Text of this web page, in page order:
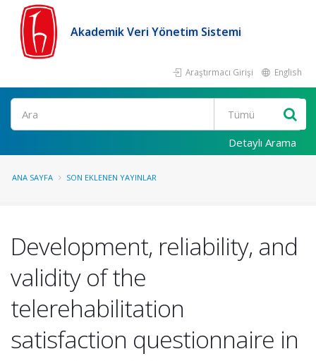
Akademik Veri Yönetim Sistemi
Araştırmacı Girişi English
Ara
Detaylı Arama
ANA SAYFA SON EKLENEN YAYINLAR
Development, reliability, and
validity of the
telerehabilitation
satisfaction questionnaire in